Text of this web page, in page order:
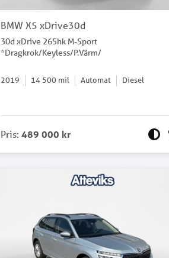
BMW X5 xDrive30d
30d xDrive 265hk M-Sport
*Dragkrok/Keyless/P.Värm/
2019 14 500 mil Automat Diesel
Pris:489 000 kr